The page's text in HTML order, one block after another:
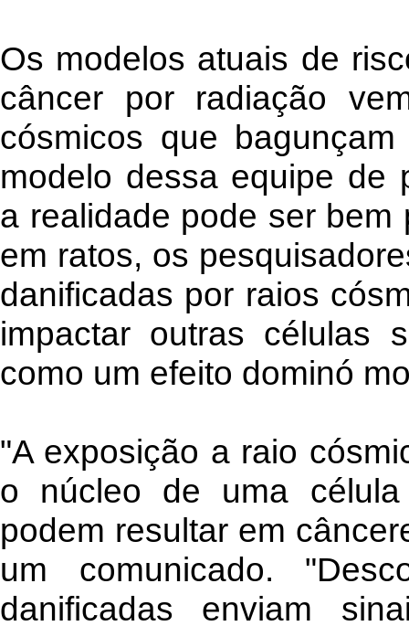
Os modelos atuais de
câncer por radiação
cósmicos que
modelo dessa equipe de
a realidade pode ser bem
em ratos, os
danificadas por raios
impactar outras células
como um efeito dominó
"A exposição a raio
o núcleo de uma
podem resultar em
um comunicado.
danificadas enviam